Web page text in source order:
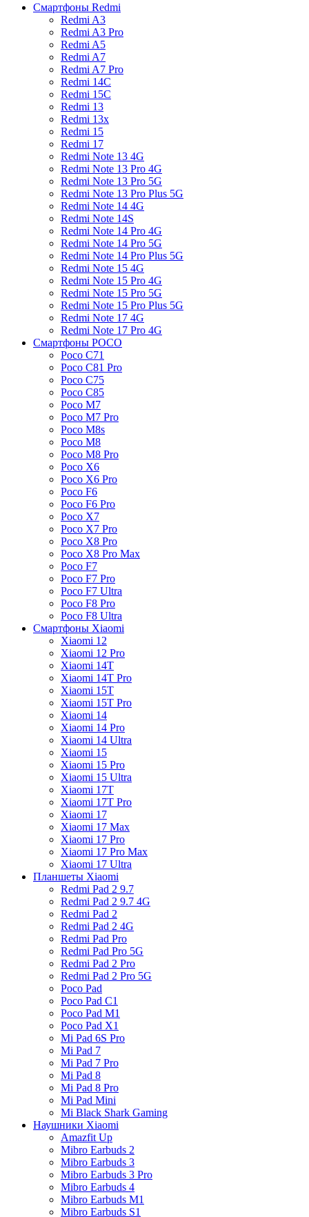
Смартфоны Redmi
Redmi A3
Redmi A3 Pro
Redmi A5
Redmi A7
Redmi A7 Pro
Redmi 14C
Redmi 15C
Redmi 13
Redmi 13x
Redmi 15
Redmi 17
Redmi Note 13 4G
Redmi Note 13 Pro 4G
Redmi Note 13 Pro 5G
Redmi Note 13 Pro Plus 5G
Redmi Note 14 4G
Redmi Note 14S
Redmi Note 14 Pro 4G
Redmi Note 14 Pro 5G
Redmi Note 14 Pro Plus 5G
Redmi Note 15 4G
Redmi Note 15 Pro 4G
Redmi Note 15 Pro 5G
Redmi Note 15 Pro Plus 5G
Redmi Note 17 4G
Redmi Note 17 Pro 4G
Смартфоны POCO
Poco C71
Poco C81 Pro
Poco C75
Poco C85
Poco M7
Poco M7 Pro
Poco M8s
Poco M8
Poco M8 Pro
Poco X6
Poco X6 Pro
Poco F6
Poco F6 Pro
Poco X7
Poco X7 Pro
Poco X8 Pro
Poco X8 Pro Max
Poco F7
Poco F7 Pro
Poco F7 Ultra
Poco F8 Pro
Poco F8 Ultra
Смартфоны Xiaomi
Xiaomi 12
Xiaomi 12 Pro
Xiaomi 14T
Xiaomi 14T Pro
Xiaomi 15T
Xiaomi 15T Pro
Xiaomi 14
Xiaomi 14 Pro
Xiaomi 14 Ultra
Xiaomi 15
Xiaomi 15 Pro
Xiaomi 15 Ultra
Xiaomi 17T
Xiaomi 17T Pro
Xiaomi 17
Xiaomi 17 Max
Xiaomi 17 Pro
Xiaomi 17 Pro Max
Xiaomi 17 Ultra
Планшеты Xiaomi
Redmi Pad 2 9.7
Redmi Pad 2 9.7 4G
Redmi Pad 2
Redmi Pad 2 4G
Redmi Pad Pro
Redmi Pad Pro 5G
Redmi Pad 2 Pro
Redmi Pad 2 Pro 5G
Poco Pad
Poco Pad C1
Poco Pad M1
Poco Pad X1
Mi Pad 6S Pro
Mi Pad 7
Mi Pad 7 Pro
Mi Pad 8
Mi Pad 8 Pro
Mi Pad Mini
Mi Black Shark Gaming
Наушники Xiaomi
Amazfit Up
Mibro Earbuds 2
Mibro Earbuds 3
Mibro Earbuds 3 Pro
Mibro Earbuds 4
Mibro Earbuds M1
Mibro Earbuds S1